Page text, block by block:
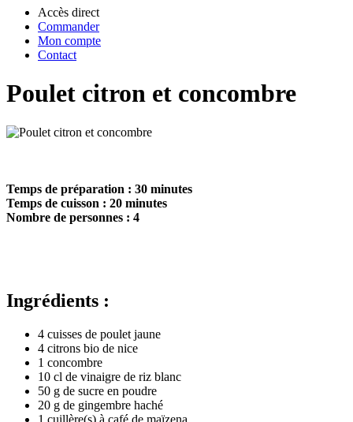
Accès direct
Commander
Mon compte
Contact
Poulet citron et concombre
Temps de préparation : 30 minutes
Temps de cuisson : 20 minutes
Nombre de personnes : 4
Ingrédients :
4 cuisses de poulet jaune
4 citrons bio de nice
1 concombre
10 cl de vinaigre de riz blanc
50 g de sucre en poudre
20 g de gingembre haché
1 cuillère(s) à café de maïzena